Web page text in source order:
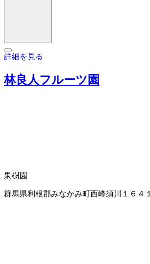
詳細を見る
林良人フルーツ園
果樹園
群馬県利根郡みなかみ町西峰須川１６４１